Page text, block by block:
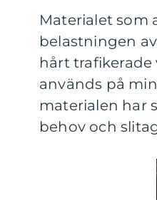
Materialet som
belastningen
hårt
används på
materialen har
behov och